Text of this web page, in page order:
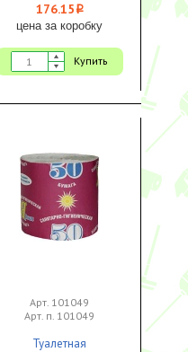
176.15 i
цена за коробку
Купить
Арт. 101049
Арт. п. 101049
Туалетная